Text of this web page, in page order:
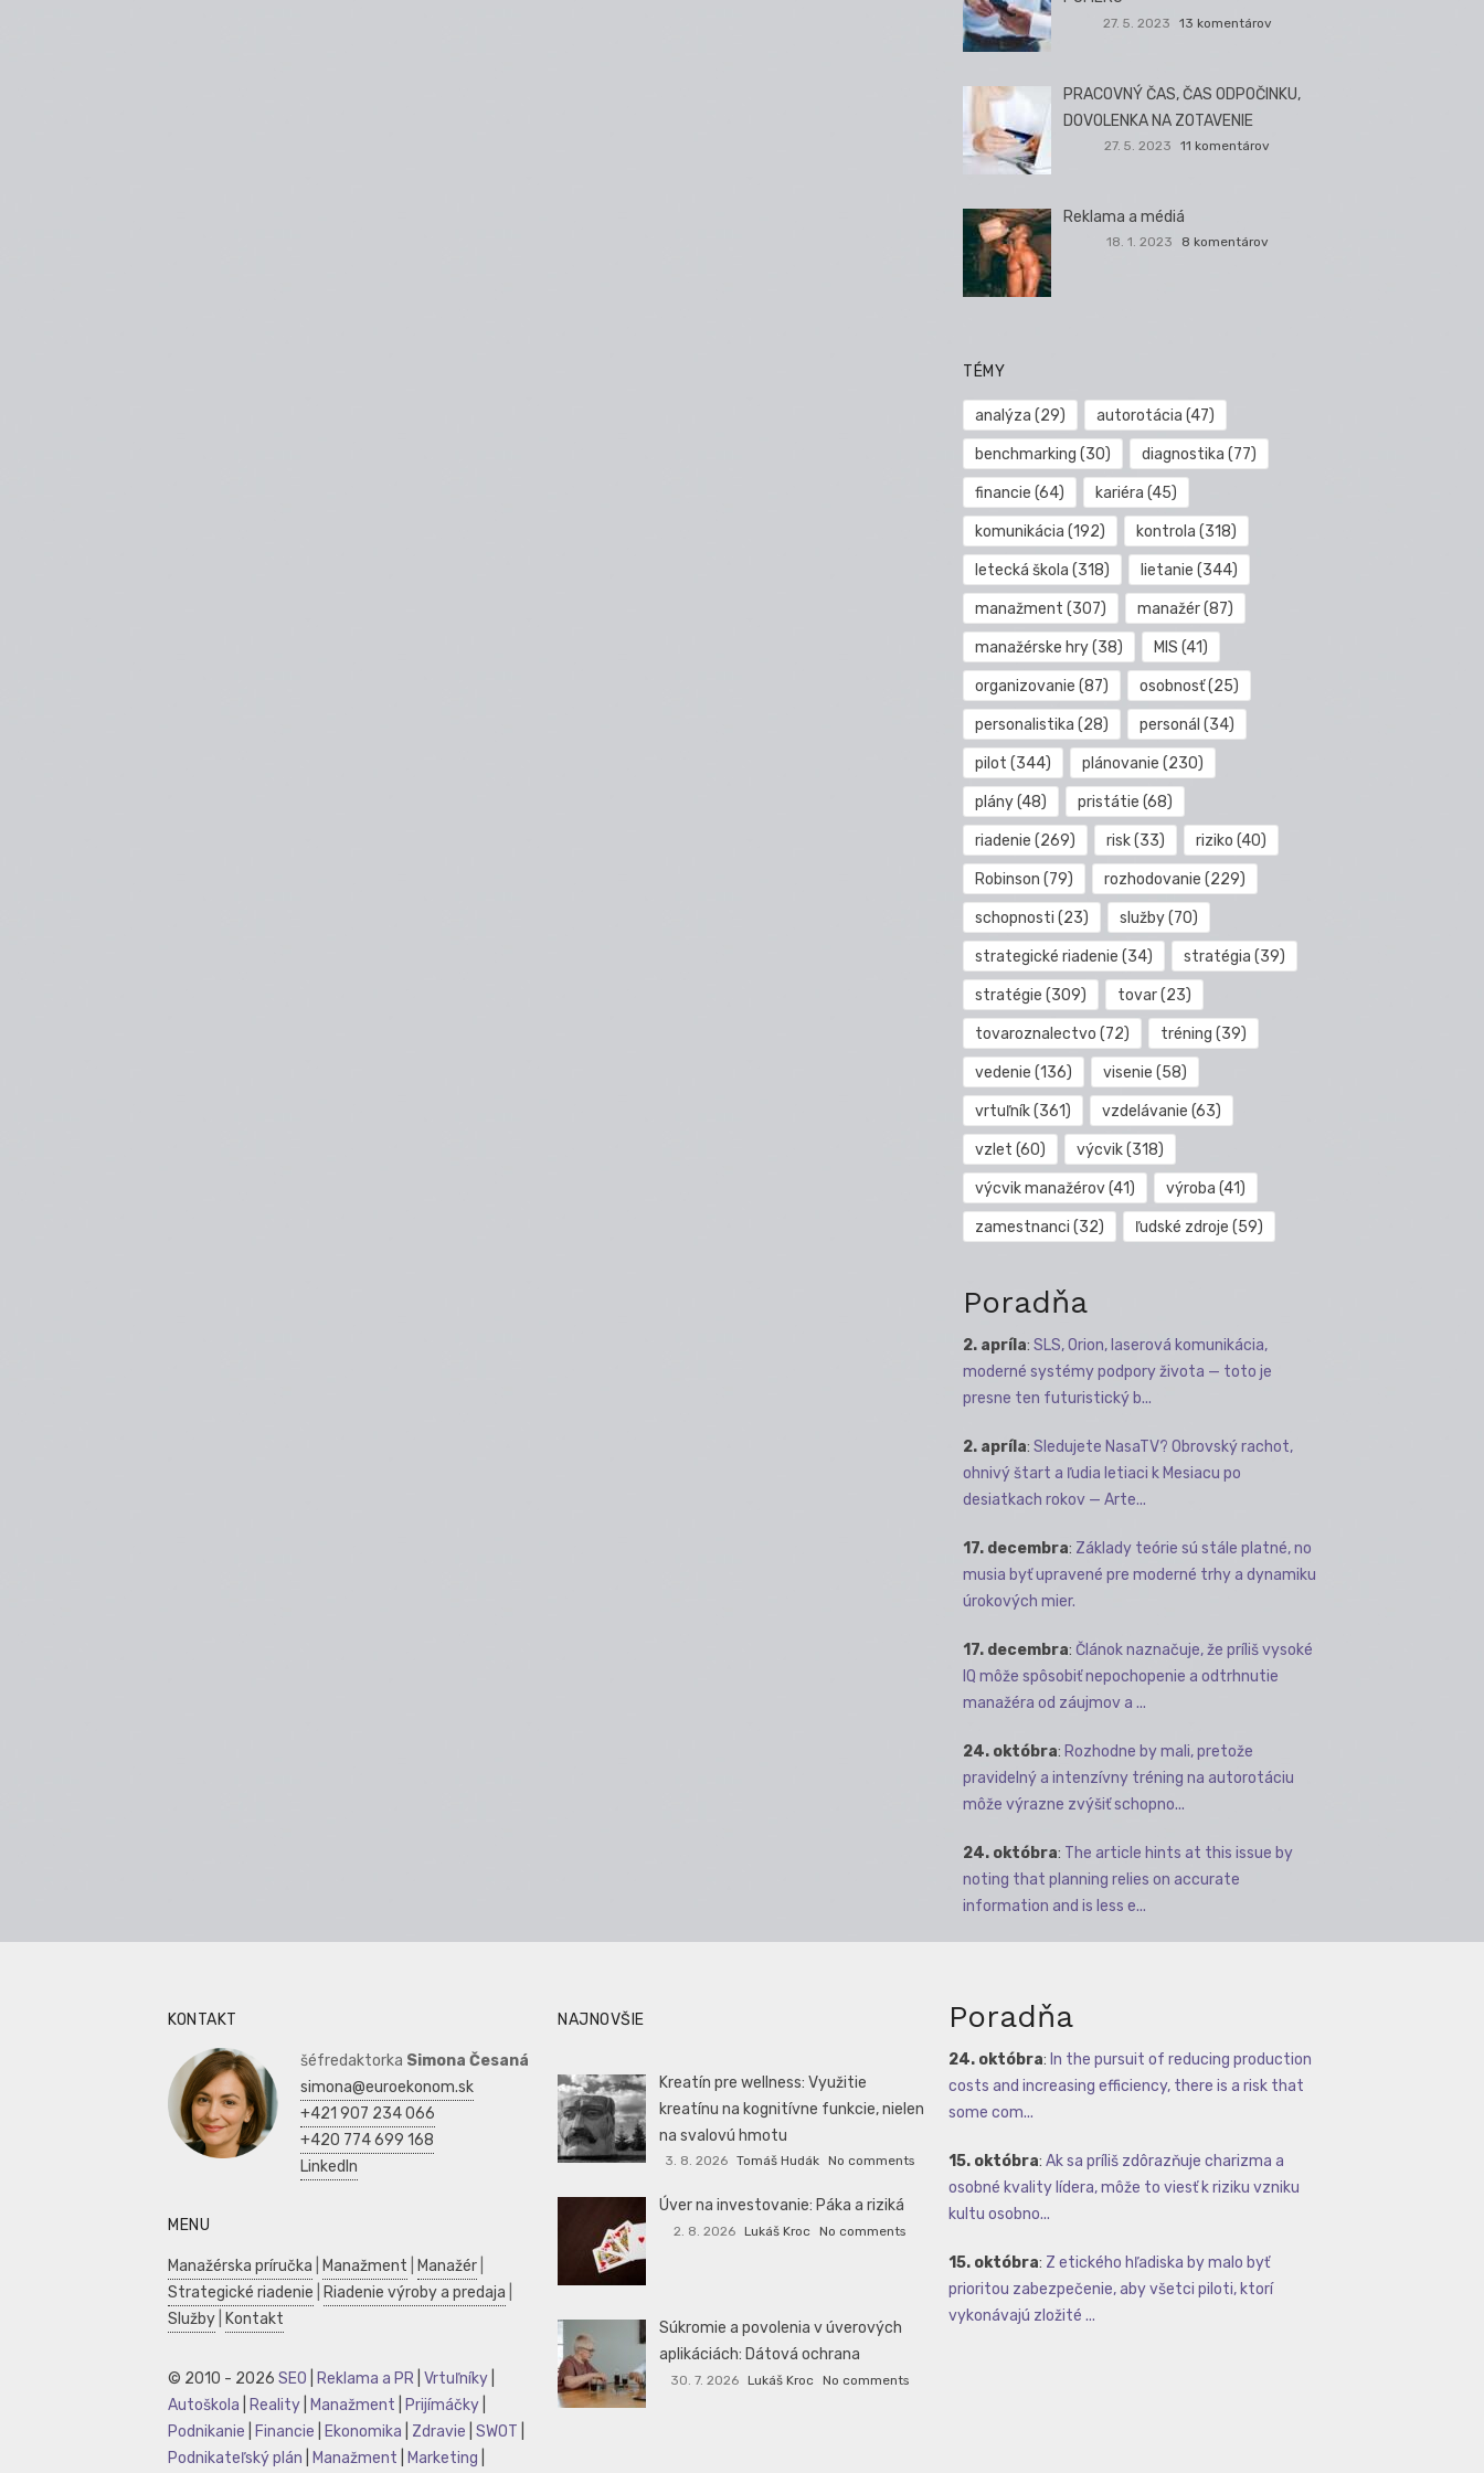
27. 5. 2023 13 komentárov
PRACOVNÝ ČAS, ČAS ODPOČINKU,
DOVOLENKA NA ZOTAVENIE
27. 5. 2023 11 komentárov
Reklama a médiá
18. 1. 2023 8 komentárov
TÉMY
analýza (29) autorotácia (47)
benchmarking (30) diagnostika (77)
financie (64) kariéra (45)
komunikácia (192) kontrola (318)
letecká škola (318) lietanie (344)
manažment (307) manažér(87)
manažérske hry(38) MIS (41)
organizovanie (87) osobnosť(25)
personalistika (28) personál (34)
pilot (344) plánovanie (230)
plány(48) pristátie (68)
riadenie (269) risk(33) riziko (40)
Robinson (79) rozhodovanie (229)
schopnosti (23) služby(70)
strategické riadenie (34) stratégia (39)
stratégie (309) tovar(23)
tovaroznalectvo (72) tréning (39)
vedenie (136) visenie (58)
vrtuľník(361) vzdelávanie (63)
vzlet (60) výcvik(318)
výcvik manažérov(41) výroba (41)
zamestnanci (32) ľudské zdroje (59)
Poradňa
2. apríla: SLS, Orion, laserová komunikácia,
moderné systémy podpory života — toto je
presne ten futuristický b...
2. apríla: Sledujete NasaTV? Obrovský rachot,
ohnivý štart a ľudia letiaci k Mesiacu po
desiatkach rokov — Arte...
17. decembra: Základy teórie sú stále platné, no
musia byť upravené pre moderné trhy a dynamiku
úrokových mier.
17. decembra: Článok naznačuje, že príliš vysoké
IQ môže spôsobiť nepochopenie a odtrhnutie
manažéra od záujmov a ...
24. októbra: Rozhodne by mali, pretože
pravidelný a intenzívny tréning na autorotáciu
môže výrazne zvýšiť schopno...
24. októbra: The article hints at this issue by
noting that planning relies on accurate
information and is less e...
KONTAKT
šéfredaktorka Simona Česaná
simona@euroekonom.sk
+421 907 234 066
+420 774 699 168
LinkedIn
MENU
Manažérska príručka Manažment Manažér
Strategické riadenie
Riadenie výroby a predaja
Služby
Kontakt
© 2010 - 2026 SEO Reklama a PR Vrtuľníky
Autoškola
Reality Manažment Prijímáčky
Podnikanie
Financie Ekonomika Zdravie SWOT
Podnikateľský plán
Manažment Marketing
NAJNOVŠIE
Kreatín pre wellness: Využitie
kreatínu na kognitívne funkcie, nielen
na svalovú hmotu
3. 8. 2026 Tomáš Hudák No comments
Úver na investovanie: Páka a riziká
2. 8. 2026 Lukáš Kroc No comments
Súkromie a povolenia v úverových
aplikáciách: Dátová ochrana
30. 7. 2026 Lukáš Kroc No comments
Poradňa
24. októbra: In the pursuit of reducing production
costs and increasing efficiency, there is a risk that
some com...
15. októbra: Ak sa príliš zdôrazňuje charizma a
osobné kvality lídera, môže to viesť k riziku vzniku
kultu osobno...
15. októbra: Z etického hľadiska by malo byť
prioritou zabezpečenie, aby všetci piloti, ktorí
vykonávajú zložité ...